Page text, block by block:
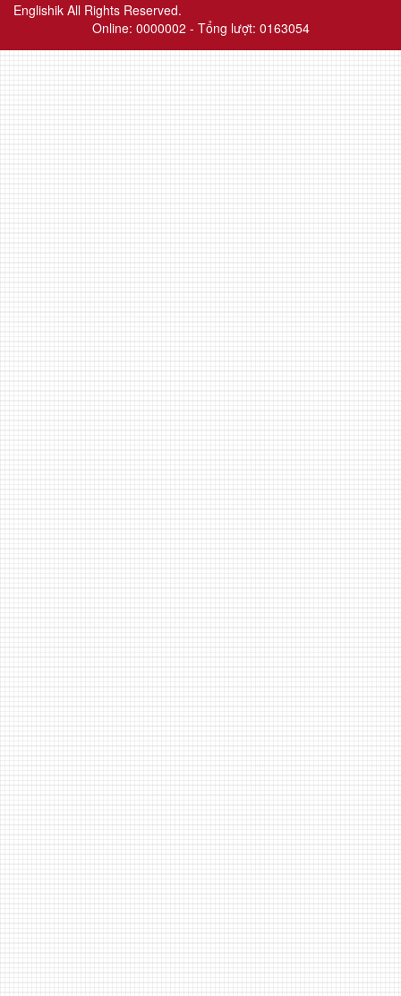
Englishik All Rights Reserved.
Online: 0000002 - Tổng lượt: 0163054